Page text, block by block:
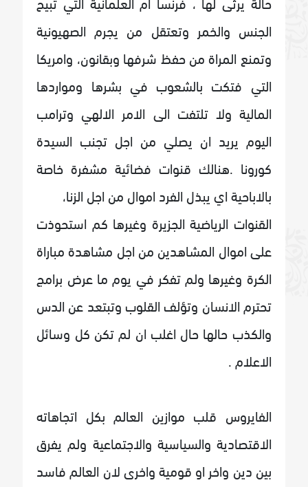
الجنس والخمر وتعتقل من يجرم الصهيونية
وتمنع المراة من حفظ شرفها وبقانون، وامريكا
التي فتكت بالشعوب في بشرها ومواردها
المالية ولا تلتفت الى الامر الالهي وترامب
اليوم يريد ان يصلي من اجل تجنب السيدة
كورونا .هنالك قنوات فضائية مشفرة خاصة
بالاباحية اي يبذل الفرد اموال من اجل الزنا،
القنوات الرياضية الجزيرة وغيرها كم استحوذت
على اموال المشاهدين من اجل مشاهدة مباراة
الكرة وغيرها ولم تفكر في يوم ما عرض برامج
تحترم الانسان وتؤلف القلوب وتبتعد عن الدس
والكذب حالها حال اغلب ان لم تكن كل وسائل
الاعلام .
الفايروس قلب موازين العالم بكل اتجاهاته
الاقتصادية والسياسية والاجتماعية ولم يفرق
بين دين واخر او قومية واخرى لان العالم فاسد